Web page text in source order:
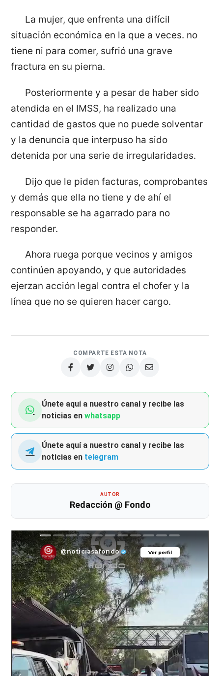
La mujer, que enfrenta una difícil
situación económica en la que a veces. no
tiene ni para comer, sufrió una grave
fractura en su pierna.
Posteriormente y a pesar de haber sido
atendida en el IMSS, ha realizado una
cantidad de gastos que no puede solventar
y la denuncia que interpuso ha sido
detenida por una serie de irregularidades.
Dijo que le piden facturas, comprobantes
y demás que ella no tiene y de ahí el
responsable se ha agarrado para no
responder.
Ahora ruega porque vecinos y amigos
continúen apoyando, y que autoridades
ejerzan acción legal contra el chofer y la
línea que no se quieren hacer cargo.
COMPARTE ESTA NOTA
Únete aquí a nuestro canal y recibe las
noticias enwhatsapp
Únete aquí a nuestro canal y recibe las
noticias en telegram
AUTOR
Redacción @ Fondo
Ver perfil
@noticiasafondo Ver perfil